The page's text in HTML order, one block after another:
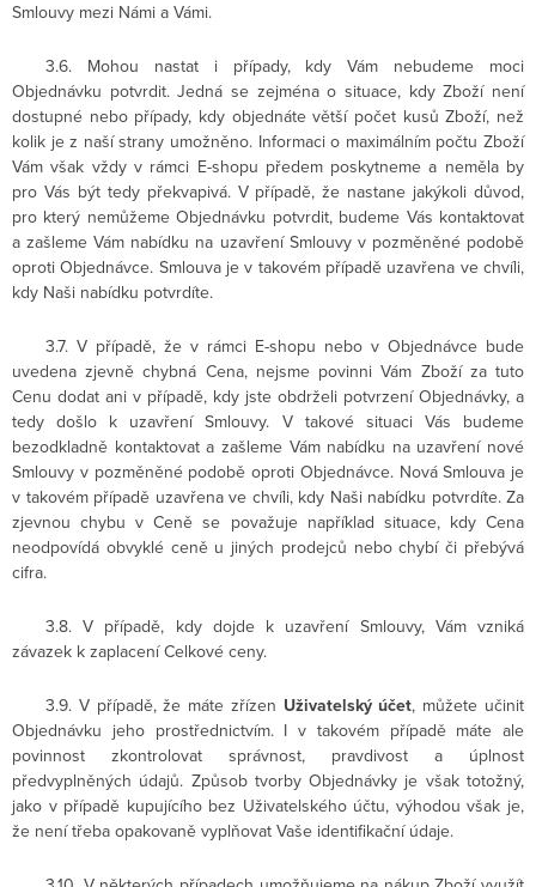
Smlouvy mezi Námi a Vámi.
3.6. Mohou nastat i případy, kdy Vám nebudeme moci
Objednávku potvrdit. Jedná se zejména o situace, kdy Zboží není
dostupné nebo případy, kdy objednáte větší počet kusů Zboží, než
kolik je z naší strany umožněno. Informaci o maximálním počtu Zboží
Vám však vždy v rámci E-shopu předem poskytneme a neměla by
pro Vás být tedy překvapivá. V případě, že nastane jakýkoli důvod,
pro který nemůžeme Objednávku potvrdit, budeme Vás kontaktovat
a zašleme Vám nabídku na uzavření Smlouvy v pozměněné podobě
oproti Objednávce. Smlouva je v takovém případě uzavřena ve chvíli,
kdy Naši nabídku potvrdíte.
3.7. V případě, že v rámci E-shopu nebo v Objednávce bude
uvedena zjevně chybná Cena, nejsme povinni Vám Zboží za tuto
Cenu dodat ani v případě, kdy jste obdrželi potvrzení Objednávky, a
tedy došlo k uzavření Smlouvy. V takové situaci Vás budeme
bezodkladně kontaktovat a zašleme Vám nabídku na uzavření nové
Smlouvy v pozměněné podobě oproti Objednávce. Nová Smlouva je
v takovém případě uzavřena ve chvíli, kdy Naši nabídku potvrdíte. Za
zjevnou chybu v Ceně se považuje například situace, kdy Cena
neodpovídá obvyklé ceně u jiných prodejců nebo chybí či přebývá
cifra.
3.8. V případě, kdy dojde k uzavření Smlouvy, Vám vzniká
závazek k zaplacení Celkové ceny.
3.9. V případě, že máte zřízen Uživatelský účet, můžete učinit
Objednávku jeho prostřednictvím. I v takovém případě máte ale
povinnost zkontrolovat správnost, pravdivost a úplnost
předvyplněných údajů. Způsob tvorby Objednávky je však totožný,
jako v případě kupujícího bez Uživatelského účtu, výhodou však je,
že není třeba opakovaně vyplňovat Vaše identifikační údaje.